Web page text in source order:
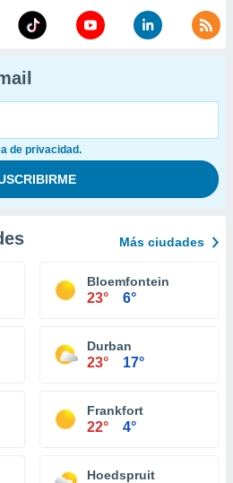
de privacidad.
Más ciudades
Bloemfontein
23° 6°
Durban
23° 17°
Frankfort
22° 4°
Hoedspruit